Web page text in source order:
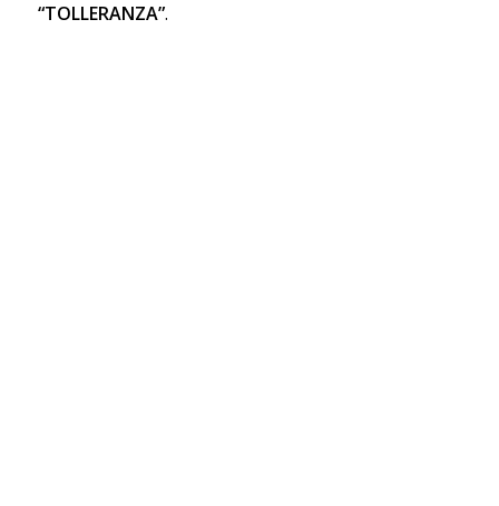
“TOLLERANZA”.